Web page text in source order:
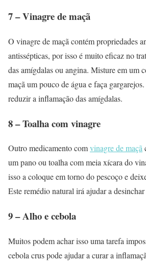
7 – Vinagre de maçã
O vinagre de maçã contém propriedades
antissépticas, por isso é muito eficaz no
das amígdalas ou angina. Misture em um
maçã um pouco de água e faça
reduzir a inflamação das amígdalas.
8 – Toalha com vinagre
Outro medicamento comvinagre de maçã
um pano ou toalha com meia xícara do
isso a coloque em torno do pescoço e
Este remédio natural irá ajudar a
9 – Alho e cebola
Muitos podem achar isso uma tarefa
cebola crus pode ajudar a curar a